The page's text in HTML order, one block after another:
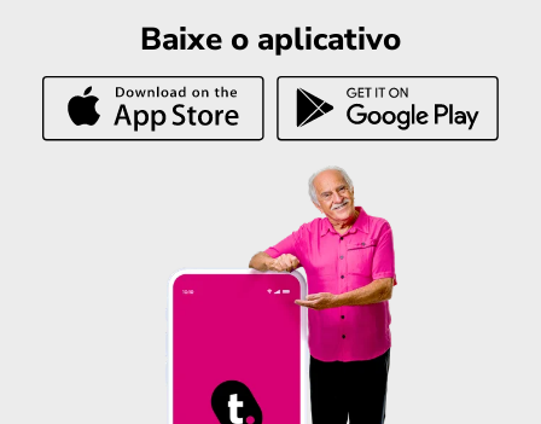
Baixe o aplicativo